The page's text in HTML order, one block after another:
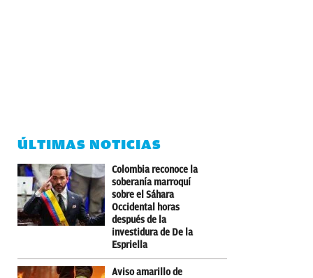
ÚLTIMAS NOTICIAS
Colombia reconoce la
soberanía marroquí
sobre el Sáhara
Occidental horas
después de la
investidura de De la
Espriella
Aviso amarillo de